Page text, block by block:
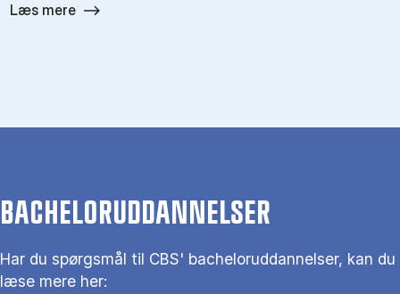
Læs mere
BACHELORUDDANNELSER
Har du spørgsmål til CBS' bacheloruddannelser, kan du
læse mere her: